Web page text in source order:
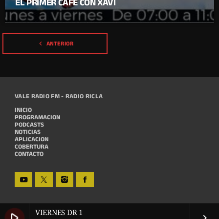
VIERNES DR 1
EL PRIMER CAFE CON XAVI
navigate_before ANTERIOR
VALE RADIO FM - RADIO RICLA
INICIO
PROGRAMACION
PODCASTS
NOTICIAS
APLICACION
COBERTURA
CONTACTO